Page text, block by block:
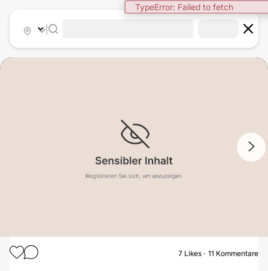
TypeError: Failed to fetch
BRUSTVERGRÖSSERUNG
7 Likes 11 Kommentare